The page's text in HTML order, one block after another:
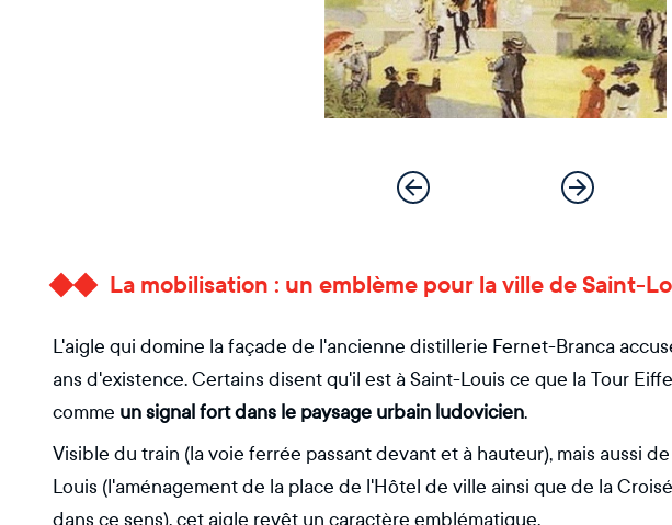
La mobilisation : un emblème pour la ville de Saint-
L'aigle qui domine la façade de l'ancienne distillerie Fernet-Branca
ans d'existence. Certains disent qu'il est à Saint-Louis ce que la Tour
comme un signal fort dans le paysage urbain ludovicien.
Visible du train (la voie ferrée passant devant et à hauteur), mais aussi
Louis (l'aménagement de la place de l'Hôtel de ville ainsi que de la
dans ce sens), cet aigle revêt un caractère emblématique.